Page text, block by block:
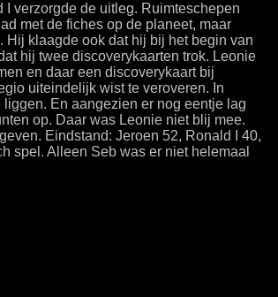
I verzorgde de uitleg. Ruimteschepen
met de fiches op de planeet, maar
klaagde ook dat hij bij het begin van
hij twee discoverykaarten trok. Leonie
en daar een discoverykaart bij
uiteindelijk wist te veroveren. In
En aangezien er nog eentje lag
op. Daar was Leonie niet blij mee.
Eindstand: Jeroen 52, Ronald I 40,
spel. Alleen Seb was er niet helemaal